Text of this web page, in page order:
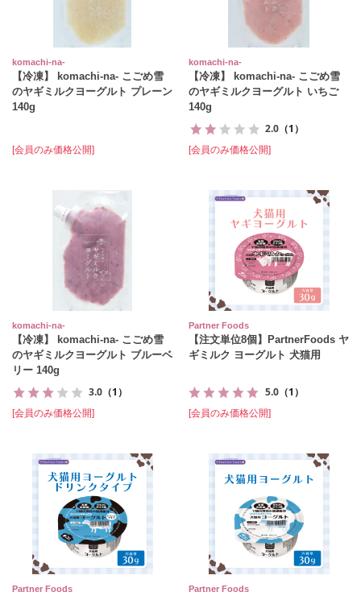
komachi‐na‐
【冷凍】 komachi-na- こごめ雪
のヤギミルクヨーグルト プレーン
140g
[会員のみ価格公開]
komachi‐na‐
【冷凍】 komachi-na- こごめ雪
のヤギミルクヨーグルト いちご
140g
2.0 （1）
[会員のみ価格公開]
komachi‐na‐
【冷凍】 komachi-na- こごめ雪
のヤギミルクヨーグルト ブルーベ
リー 140g
3.0 （1）
[会員のみ価格公開]
Partner Foods
【注文単位8個】PartnerFoods ヤ
ギミルク ヨーグルト 犬猫用
5.0 （1）
[会員のみ価格公開]
Partner Foods Partner Foods